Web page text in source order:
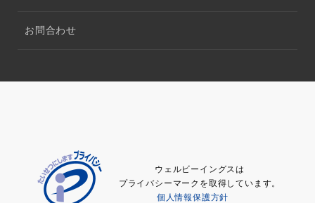
お問合わせ
ウェルビーイングスは
プライバシーマークを取得しています。
個人情報保護方針